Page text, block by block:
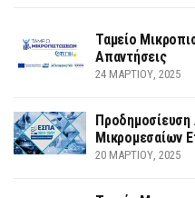
Ταμείο
Απαντήσεις
24 ΜΑΡΤΊΟΥ, 2025
Μικρομεσαίων
20 ΜΑΡΤΊΟΥ, 2025